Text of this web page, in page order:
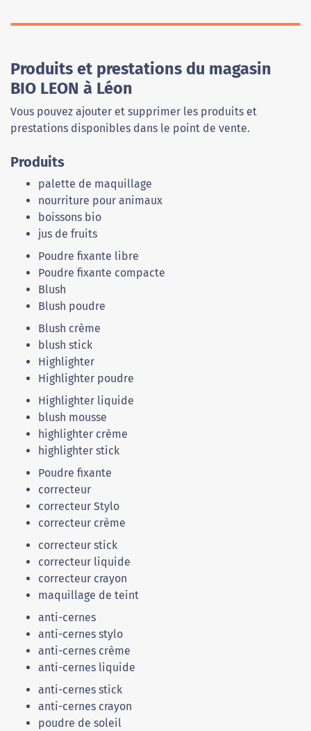
Produits et prestations du magasin
BIO LEON à Léon
Vous pouvez ajouter et supprimer les produits et
prestations disponibles dans le point de vente.
Produits
palette de maquillage
nourriture pour animaux
boissons bio
jus de fruits
Poudre fixante libre
Poudre fixante compacte
Blush
Blush poudre
Blush crème
blush stick
Highlighter
Highlighter poudre
Highlighter liquide
blush mousse
highlighter crème
highlighter stick
Poudre fixante
correcteur
correcteur Stylo
correcteur crème
correcteur stick
correcteur liquide
correcteur crayon
maquillage de teint
anti-cernes
anti-cernes stylo
anti-cernes crème
anti-cernes liquide
anti-cernes stick
anti-cernes crayon
poudre de soleil